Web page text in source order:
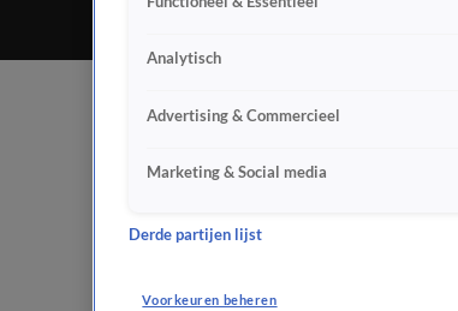
Analytisch
Advertising & Commercieel
Marketing & Social media
Derde partijen lijst
Voorkeuren beheren